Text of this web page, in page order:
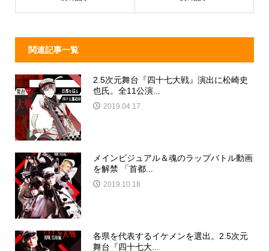
k
関連記事一覧
2.5次元舞台『四十七大戦』演出に松崎史
也氏。全11公演...
2019.04.17
メインビジュアル＆魂のラップバトル動画
を解禁 「首都...
2019.10.18
各県を代表するイケメンを選出。2.5次元
舞台『四十七大...